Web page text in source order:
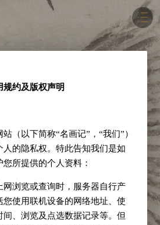
规约及版权声明
（以下简称“名画记”，“我们”）
人的隐私权。特此告知我们是如
所提供的个人资料：
网浏览或查询时，服务器自行产
您使用联机设备的网络地址、使
间、浏览及点选数据记录等。但